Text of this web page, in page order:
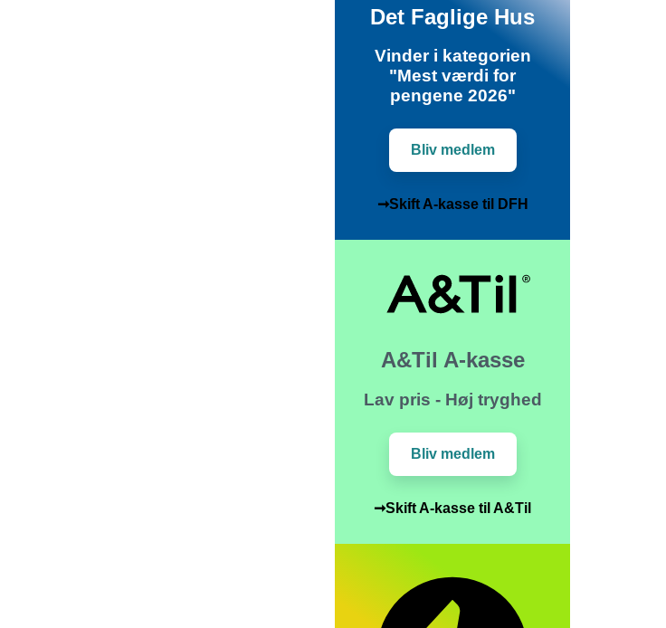
Det Faglige Hus
Vinder i kategorien
"Mest værdi for
pengene 2026"
Bliv medlem
➞Skift A-kasse til DFH
A&Til A-kasse
Lav pris - Høj tryghed
Bliv medlem
➞Skift A-kasse til A&Til